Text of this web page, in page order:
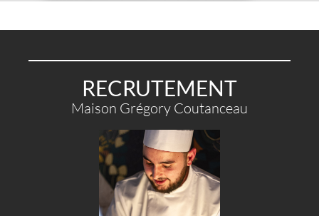
RECRUTEMENT
Maison Grégory Coutanceau